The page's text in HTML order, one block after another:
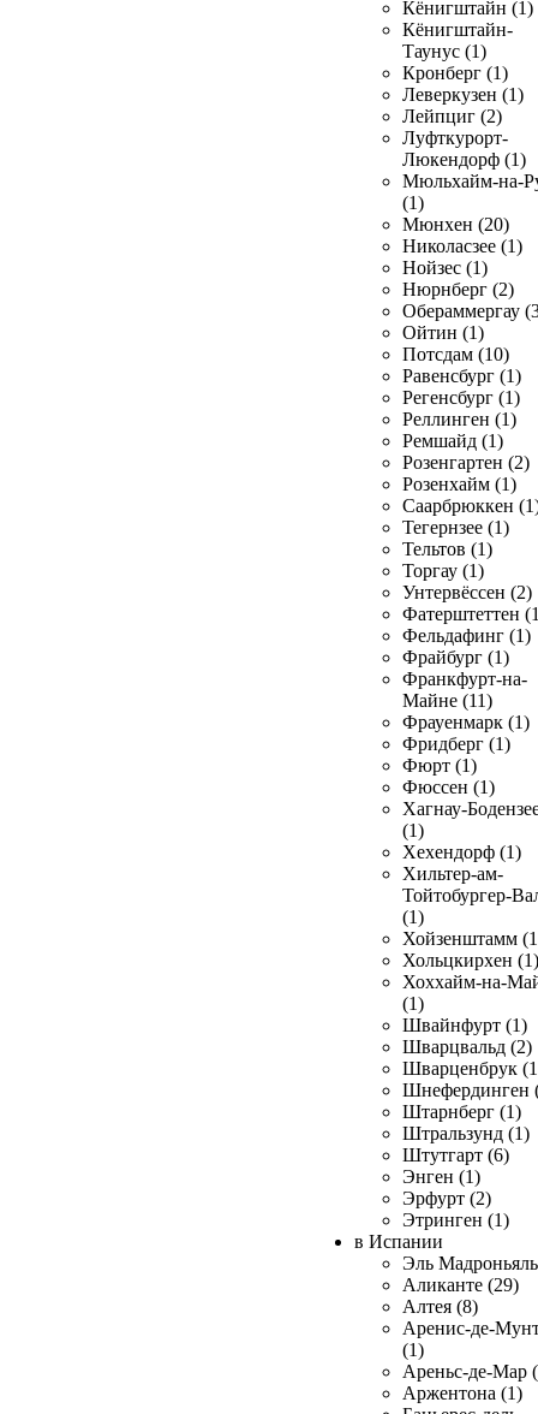
Кёнигштайн (1)
Кёнигштайн-
Таунус (1)
Кронберг (1)
Леверкузен (1)
Лейпциг (2)
Луфткурорт-
Люкендорф (1)
Мюльхайм-на-
(1)
Мюнхен (20)
Николасзее (1)
Нойзес (1)
Нюрнберг (2)
Обераммергау
Ойтин (1)
Потсдам (10)
Равенсбург (1)
Регенсбург (1)
Реллинген (1)
Ремшайд (1)
Розенгартен (2)
Розенхайм (1)
Саарбрюккен
Тегернзее (1)
Тельтов (1)
Торгау (1)
Унтервёссен (2)
Фатерштеттен
Фельдафинг (1)
Фрайбург (1)
Франкфурт-на-
Майне (11)
Фрауенмарк (1)
Фридберг (1)
Фюрт (1)
Фюссен (1)
Хагнау-
(1)
Хехендорф (1)
Хильтер-ам-
Тойтобургер-
(1)
Хойзенштамм
Хольцкирхен (1)
Хоххайм-на-
(1)
Швайнфурт (1)
Шварцвальд (2)
Шварценбрук
Шнефердинген
Штарнберг (1)
Штральзунд (1)
Штутгарт (6)
Энген (1)
Эрфурт (2)
Этринген (1)
в Испании
Эль
Аликанте (29)
Алтея (8)
Аренис-де-
(1)
Ареньс-де-Мар
Аржентона (1)